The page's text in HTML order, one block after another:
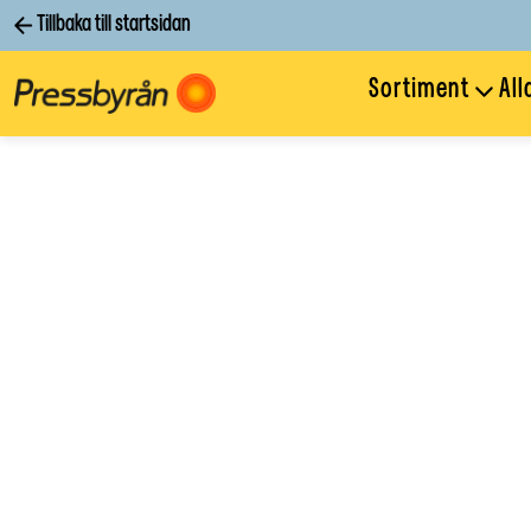
Tillbaka till startsidan
Sortiment